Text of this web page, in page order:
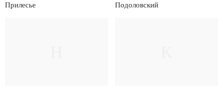
Прилесье Подоловский